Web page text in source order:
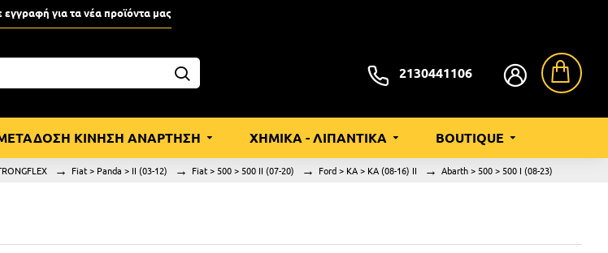
εγγραφή για τα νέα προϊόντα μας
2130441106
ΚΙΝΗΣΗ ΑΝΑΡΤΗΣΗ ΧΗΜΙΚΑ - ΛΙΠΑΝΤΙΚΑ BOUTIQUE
Fiat > Panda > II (03-12) Fiat > 500 > 500 II (07-20) Ford > KA > KA (08-16) II Abarth > 500 > 500 I (08-23)